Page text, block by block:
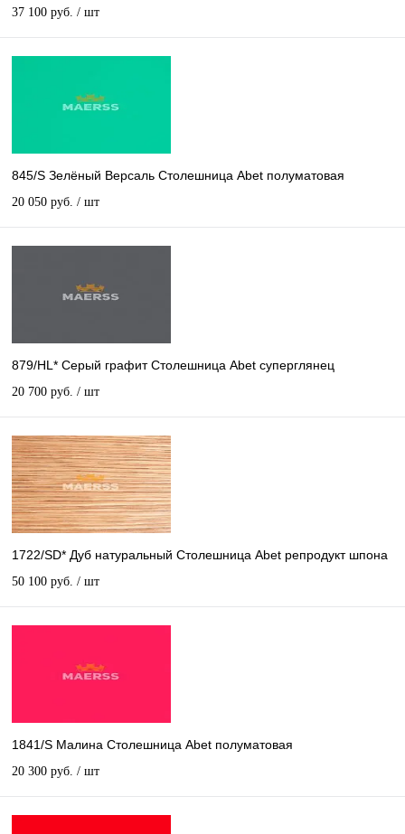
37 100 руб. / шт
845/S Зелёный Версаль Столешница Abet полуматовая
20 050 руб. / шт
879/HL* Серый графит Столешница Abet суперглянец
20 700 руб. / шт
1722/SD* Дуб натуральный Столешница Abet репродукт шпона
50 100 руб. / шт
1841/S Малина Столешница Abet полуматовая
20 300 руб. / шт